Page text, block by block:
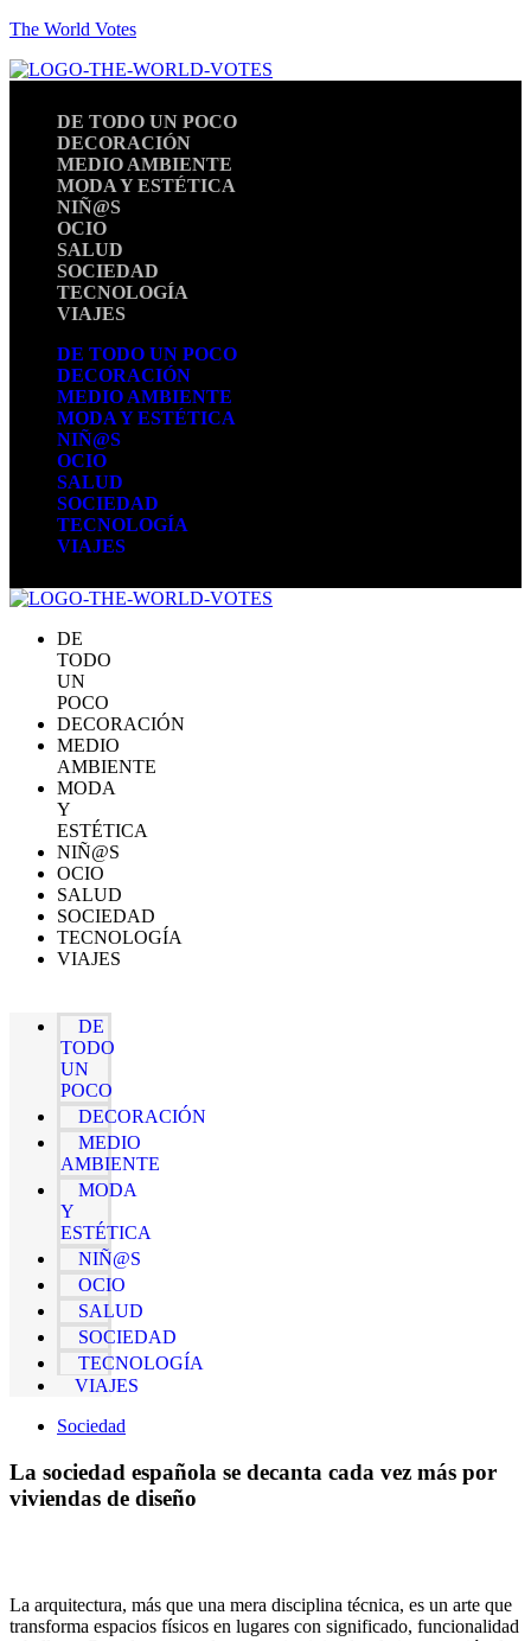
The World Votes
DE TODO UN POCO
DECORACIÓN
MEDIO AMBIENTE
MODA Y ESTÉTICA
NIÑ@S
OCIO
SALUD
SOCIEDAD
TECNOLOGÍA
VIAJES
DE TODO UN POCO
DECORACIÓN
MEDIO AMBIENTE
MODA Y ESTÉTICA
NIÑ@S
OCIO
SALUD
SOCIEDAD
TECNOLOGÍA
VIAJES
DE
TODO
UN
POCO
DECORACIÓN
MEDIO
AMBIENTE
MODA
Y
ESTÉTICA
NIÑ@S
OCIO
SALUD
SOCIEDAD
TECNOLOGÍA
VIAJES
DE
TODO
UN
POCO
DECORACIÓN
MEDIO
AMBIENTE
MODA
Y
ESTÉTICA
NIÑ@S
OCIO
SALUD
SOCIEDAD
TECNOLOGÍA
VIAJES
Sociedad
La sociedad española se decanta cada vez más por
viviendas de diseño
La arquitectura, más que una mera disciplina técnica, es un arte que
transforma espacios físicos en lugares con significado, funcionalidad